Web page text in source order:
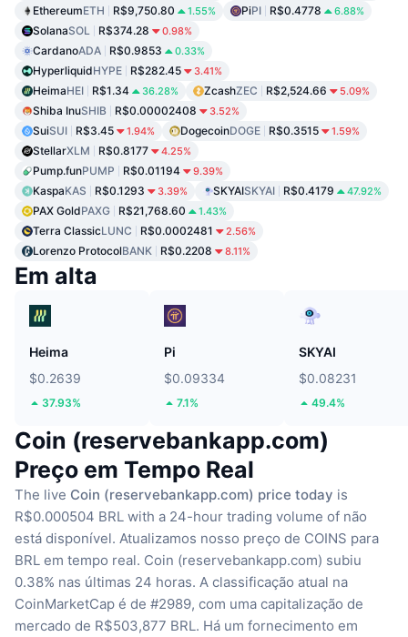
EthereumETH R$9,750.80 1.55% PiPI R$0.4778 6.88%
SolanaSOL R$374.28 0.98%
CardanoADA R$0.9853 0.33%
HyperliquidHYPE R$282.45 3.41%
HeimaHEI R$1.34 36.28% ZcashZEC R$2,524.66 5.09%
Shiba InuSHIB R$0.00002408 3.52%
SuiSUI R$3.45 1.94% DogecoinDOGE R$0.3515 1.59%
StellarXLM R$0.8177 4.25%
Pump.funPUMP R$0.01194 9.39%
KaspaKAS R$0.1293 3.39% SKYAISKYAI R$0.4179 47.92%
PAX GoldPAXG R$21,768.60 1.43%
Terra ClassicLUNC R$0.0002481 2.56%
Lorenzo ProtocolBANK R$0.2208 8.11%
Em alta
Heima
$0.2639
37.93%
Pi
$0.09334
7.1%
SKYAI
$0.08231
49.4%
Coin (reservebankapp.com)
Preço em Tempo Real
The live Coin (reservebankapp.com) price today is
R$0.000504 BRL with a 24-hour trading volume of não
está disponível. Atualizamos nosso preço de COINS para
BRL em tempo real. Coin (reservebankapp.com) subiu
0.38% nas últimas 24 horas. A classificação atual na
CoinMarketCap é de #2989, com uma capitalização de
mercado de R$503,877 BRL. Há um fornecimento em